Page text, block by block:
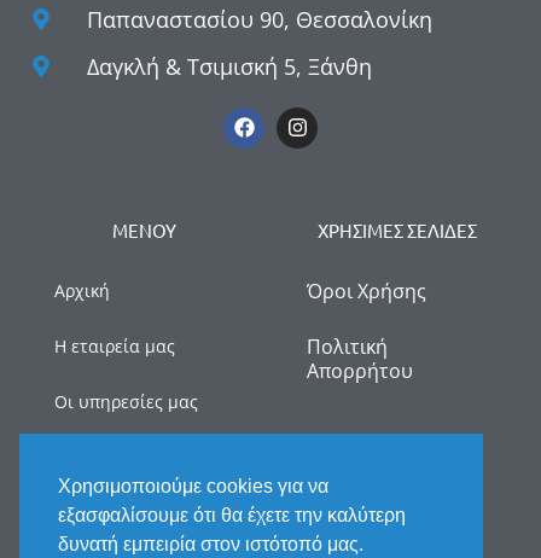
Παπαναστασίου 90, Θεσσαλονίκη
Δαγκλή & Τσιμισκή 5, Ξάνθη
ΜΕΝΟΥ
Αρχική
Η εταιρεία μας
Οι υπηρεσίες μας
Νέα
ΧΡΗΣΙΜΕΣ ΣΕΛΙΔΕΣ
Όροι Χρήσης
Πολιτική
Απορρήτου
Χρησιμοποιούμε cookies για να
εξασφαλίσουμε ότι θα έχετε την καλύτερη
δυνατή εμπειρία στον ιστότοπό μας.